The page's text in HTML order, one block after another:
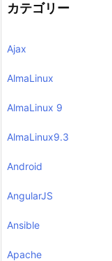
カテゴリー
Ajax
AlmaLinux
AlmaLinux 9
AlmaLinux9.3
Android
AngularJS
Ansible
Apache